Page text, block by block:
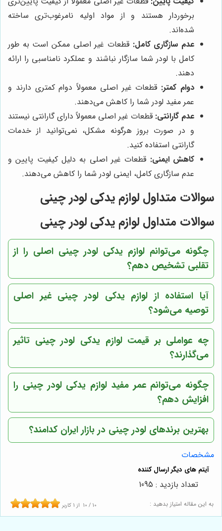
برخوردار هستند و از مواد اولیه نامرغوب‌تری ساخته
شده‌اند.
عدم سازگاری کامل: قطعات غیر اصلی ممکن است به طور
کامل با لودر شما سازگار نباشند و عملکرد نامناسبی را ارائه
دهند.
دوام کمتر: قطعات غیر اصلی معمولاً دوام کمتری دارند و
عمر مفید لودر شما را کاهش می‌دهند.
عدم گارانتی: قطعات غیر اصلی معمولاً دارای گارانتی نیستند
و در صورت بروز هرگونه مشکل، نمی‌توانید از خدمات
گارانتی استفاده کنید.
کاهش ایمنی: قطعات غیر اصلی به دلیل کیفیت پایین و
عدم سازگاری کامل، ایمنی لودر شما را کاهش می‌دهند.
سوالات متداول لوازم یدکی لودر چینی
سوالات متداول لوازم یدکی لودر چینی
چگونه می‌توانم لوازم یدکی لودر چینی اصلی را از
تقلبی تشخیص دهم؟
آیا استفاده از لوازم یدکی لودر چینی غیر اصلی
توصیه می‌شود؟
چه عواملی بر قیمت لوازم یدکی لودر چینی تاثیر
می‌گذارند؟
چگونه می‌توانم عمر مفید لوازم یدکی لودر چینی را
افزایش دهم؟
بهترین برندهای لودر چینی در بازار ایران کدامند؟
مشخصات
به این مقاله امتیاز بدهید : 10 / 10 از1 کاربر
تعداد بازدید : 1095